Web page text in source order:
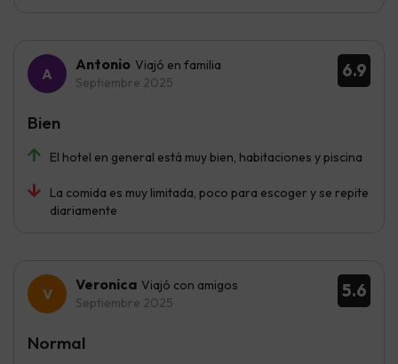
6.9
Antonio Viajó en familia
Septiembre 2025
El hotel en general está muy bien, habitaciones y piscina
La comida es muy limitada, poco para escoger y se repite
diariamente
Bien
5.6
Veronica Viajó con amigos
Septiembre 2025
Normal